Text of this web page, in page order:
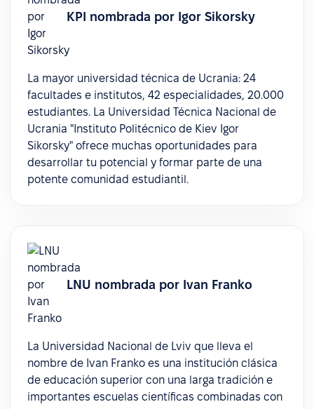
KPI nombrada por Igor Sikorsky
La mayor universidad técnica de Ucrania: 24
facultades e institutos, 42 especialidades, 20.000
estudiantes. La Universidad Técnica Nacional de
Ucrania "Instituto Politécnico de Kiev Igor
Sikorsky" ofrece muchas oportunidades para
desarrollar tu potencial y formar parte de una
potente comunidad estudiantil.
LNU nombrada por Ivan Franko
La Universidad Nacional de Lviv que lleva el
nombre de Ivan Franko es una institución clásica
de educación superior con una larga tradición e
importantes escuelas científicas combinadas con